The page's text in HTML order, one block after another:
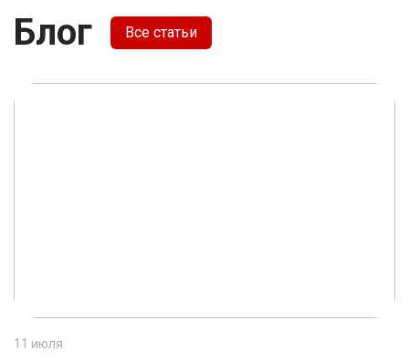
Блог Все статьи
11 июля